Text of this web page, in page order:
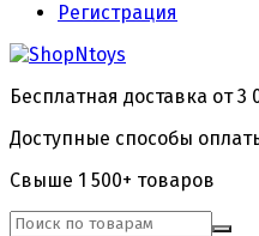
Регистрация
Бесплатная доставка от 3
Доступные способы
Свыше 1 500+ товаров